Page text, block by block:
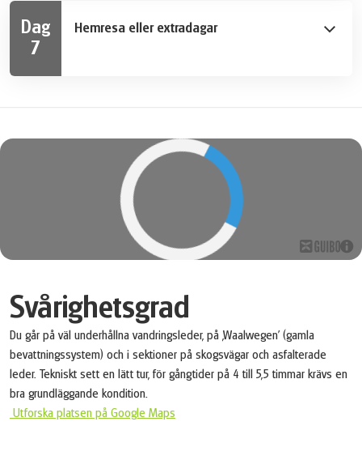
specialiteter. Efter en härlig paus fortsätter din tur
Dag
7
Hemresa eller extradagar
Svårighetsgrad
Du går på väl underhållna vandringsleder, på ‚Waalwegen' (gamla
bevattningssystem) och i sektioner på skogsvägar och asfalterade
leder. Tekniskt sett en lätt tur, för gångtider på 4 till 5,5 timmar krävs en
bra grundläggande kondition.
Utforska platsen på Google Maps